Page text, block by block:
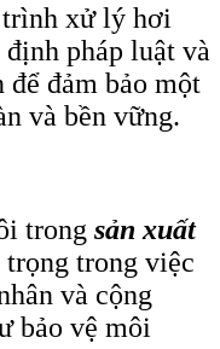
xử lý hơi
pháp luật và
để đảm bảo một
và bền vững.
trong sản xuất
trong việc
và cộng
bảo vệ môi